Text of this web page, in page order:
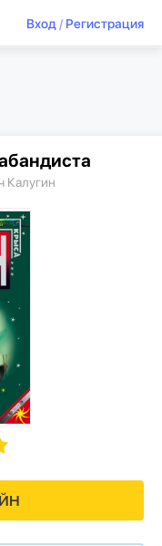
Вход/ Регистрация
Калугин